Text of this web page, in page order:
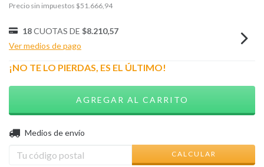
Precio sin impuestos $51.666,94
18CUOTAS DE $8.210,57
Ver medios de pago
¡NO TE LO PIERDAS, ES EL ÚLTIMO!
Entregas para el CP:
Medios de envío
CALCULAR